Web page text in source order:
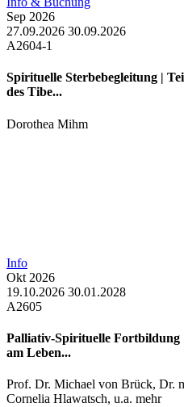
Sep 2026
27.09.2026 30.09.2026
A2604-1
Spirituelle Sterbebegleitung |
des Tibe...
Dorothea Mihm
Info
Okt 2026
19.10.2026 30.01.2028
A2605
Palliativ-Spirituelle Fortbildung
am Leben...
Prof. Dr. Michael von Brück, Dr.
Cornelia Hlawatsch, u.a. mehr